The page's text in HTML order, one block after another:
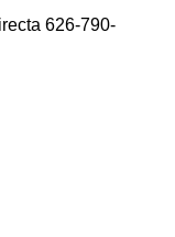
626-790-